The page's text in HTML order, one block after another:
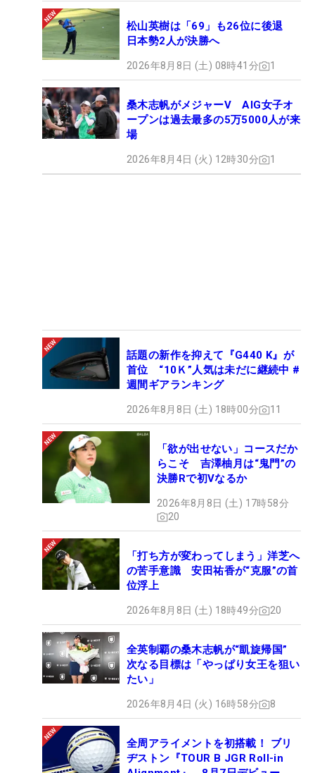
松山英樹は「69」も26位に後退
日本勢2人が決勝へ
2026年8月8日 (土) 08時41分 1
桑木志帆がメジャーV AIG女子オ
ープンは過去最多の5万5000人が来
場
2026年8月4日 (火) 12時30分 1
話題の新作を抑えて『G440 K』が
首位 “10Ｋ”人気は未だに継続中 #
週間ギアランキング
2026年8月8日 (土) 18時00分 11
「欲が出せない」コースだか
らこそ 吉澤柚月は“鬼門”の
決勝Rで初Vなるか
2026年8月8日 (土) 17時58分
20
「打ち方が変わってしまう」洋芝へ
の苦手意識 安田祐香が“克服”の首
位浮上
2026年8月8日 (土) 18時49分 20
全英制覇の桑木志帆が“凱旋帰国”
次なる目標は「やっぱり女王を狙い
たい」
2026年8月4日 (火) 16時58分 8
全周アライメントを初搭載！ ブリ
ヂストン『TOUR B JGR Roll-in